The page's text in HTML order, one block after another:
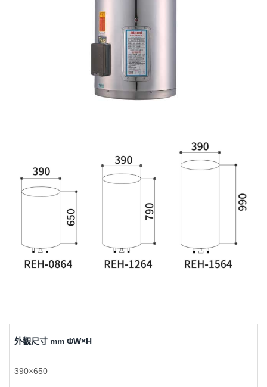
外觀尺寸 mm ΦW×H
390×650